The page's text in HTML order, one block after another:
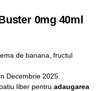
0mg 40ml
de banana, fructul
Decembrie 2025.
liber pentru adaugarea